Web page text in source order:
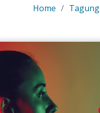
Home Tagung